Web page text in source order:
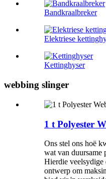
Bandkraalbreker
Elektriese
Kettinghyser
webbing slinger
1 t Polyester
Ons stel ons hoë
wat van duursame
Hierdie veelsydige
ontwerp om